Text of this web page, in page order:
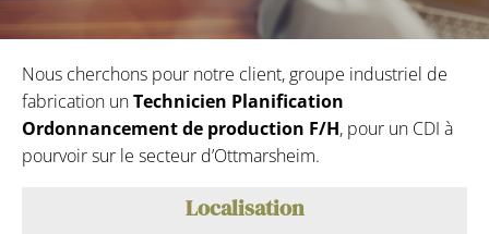
Nous cherchons pour notre client, groupe industriel de
fabrication unTechnicien Planification
Ordonnancement de production F/H, pour un CDI à
pourvoir sur le secteur d’Ottmarsheim.
Localisation